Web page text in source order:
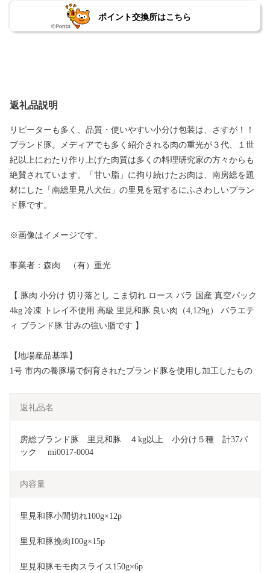
ポイント交換所はこちら
返礼品説明
リピーターも多く、品質・使いやすい小分け包装は、さすが！！
ブランド豚。メディアでも多く紹介される肉の重光が３代、１世
紀以上にわたり作り上げた肉質は多くの料理研究家の方々からも
絶賛されています。「甘い脂」に拘り続けたお肉は、南房総を題
材にした「南総里見八犬伝」の里見を冠するにふさわしいブラン
ド豚です。
※画像はイメージです。
事業者：森肉 （有）重光
【 豚肉 小分け 切り落とし こま切れ ロース バラ 国産 真空パック
4kg 冷凍 トレイ不使用 高級 里見和豚 良い肉（4,129g） バラエテ
ィ ブランド豚 甘みの強い脂です 】
【地場産品基準】
1号 市内の養豚場で飼育されたブランド豚を使用し加工したもの
返礼品名
房総ブランド豚　里見和豚　４kg以上　小分け５種　計37パ
ック　 mi0017-0004
内容量
里見和豚小間切れ100g×12p
里見和豚挽肉100g×15p
里見和豚モモ肉スライス150g×6p